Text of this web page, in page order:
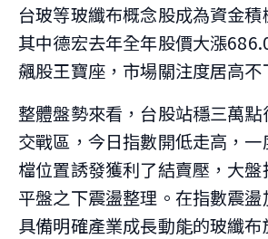
台玻等玻纖布概念股成為資金積
其中德宏去年全年股價大漲
飆股王寶座，市場關注度居高不
整體盤勢來看，台股站穩三萬
交戰區，今日指數開低走高，
檔位置誘發獲利了結賣壓，大
平盤之下震盪整理。在指數震盪
具備明確產業成長動能的玻纖